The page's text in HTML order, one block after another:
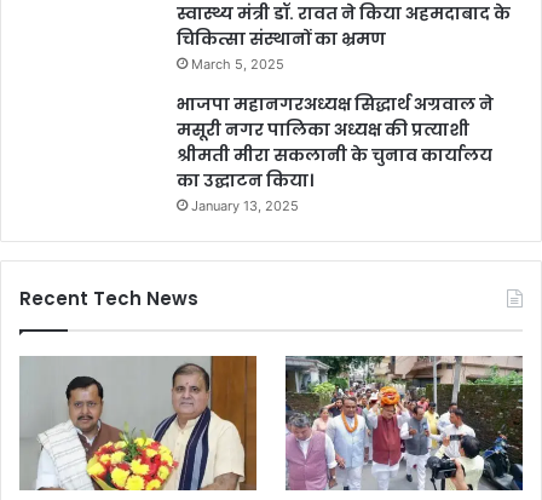
स्वास्थ्य मंत्री डॉ. रावत ने किया अहमदाबाद के
चिकित्सा संस्थानों का भ्रमण
March 5, 2025
भाजपा महानगरअध्यक्ष सिद्धार्थ अग्रवाल ने
मसूरी नगर पालिका अध्यक्ष की प्रत्याशी
श्रीमती मीरा सकलानी के चुनाव कार्यालय
का उद्घाटन किया।
January 13, 2025
Recent Tech News